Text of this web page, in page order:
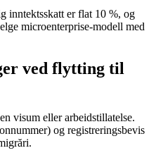
inntektsskatt er flat 10 %, og
microenterprise-modell med
ved flytting til
visum eller arbeidstillatelse.
og registreringsbevis